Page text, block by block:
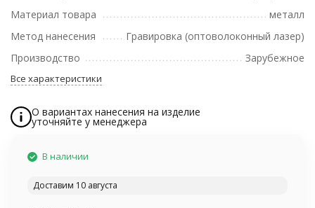
Материал товара
металл
Метод нанесения
Гравировка (оптоволоконный лазер)
Производство
Зарубежное
Все характеристики
О вариантах нанесения на изделие
уточняйте у менеджера
В наличии
Доставим 10 августа